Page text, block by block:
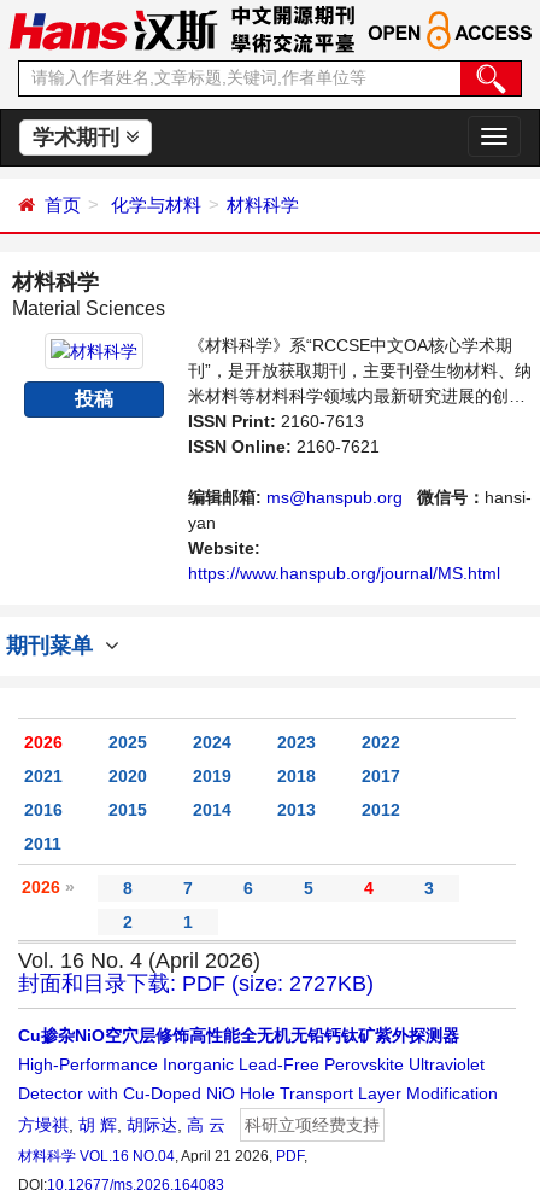
学术期刊
切
换
首页 化学与材料 材料科学
材料科学
Material Sciences
投稿
《材料科学》系“RCCSE中文OA核心学术期
刊”，是开放获取期刊，主要刊登生物材料、纳
米材料等材料科学领域内最新研究进展的创造
性论文和评论性文章。本刊支持思想创新、学
术创新，倡导科学，繁荣学术，集学术性、思
者、科研人员提供一个传播、分享和讨论材料
科学领域内不同方向问题与发展的交流平台。
ISSN Print: 2160-7613
ISSN Online: 2160-7621
编辑邮箱: ms@hanspub.org 微信号： hansi-
yan
Website:
https://www.hanspub.org/journal/MS.html
期刊菜单
2026 2025 2024 2023
2022
2021
2020 2019 2018
2017
2016
2015 2014 2013
2012
2011
2026 » 8 7 6 5 4
3
2
1
Vol. 16 No. 4 (April 2026)
封面和目录下载: PDF (size: 2727KB)
Cu掺杂NiO空穴层修饰高性能全无机无铅钙钛矿紫外探测器
High-Performance Inorganic Lead-Free Perovskite Ultraviolet
Detector with Cu-Doped NiO Hole Transport Layer Modification
方墁祺 胡 辉 胡际达 高 云 科研立项经费支持
材料科学 VOL.16 NO.04, April 21 2026, PDF,
DOI:10.12677/ms.2026.164083